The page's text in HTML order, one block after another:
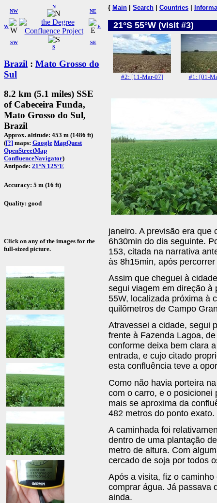
W
NW
N
NE
SW
S
SE
E
Brazil : Mato Grosso do
Sul
8.2 km (5.1 miles) SSE
of Cabeceira Funda,
Mato Grosso do Sul,
Brazil
Approx. altitude: 453 m (1486 ft)
([?] maps: Google MapQuest
OpenStreetMap
ConfluenceNavigator)
Antipode: 21°N 125°E
Accuracy: 5 m (16 ft)
Quality: good
Click on any of the images for the
full-sized picture.
{ Main Search Countries
21°S 55°W (visit #3)
#2: [11-Mar-07] #1: [01-
janeiro. A previsão era que
6h30min do dia seguinte.
153, citada na narrativa
às 8h15min, após
Assim que cheguei à
segui viagem em direção à
55W, localizada próxima à
quilômetros de Campo
Atravessei a cidade, segui
frente à Fazenda Lagoa,
conforme deixa bem clara
entrada, e cujo citado
esta confluência teve a
Como não havia porteira
com o carro, e o posicionei
mais se aproxima da
482 metros do ponto exato.
A caminhada foi
dentro de uma plantação
metro de altura. Com
cercado de soja por todos
Após a visita, fiz o
comprar água. Já passava
ainda.